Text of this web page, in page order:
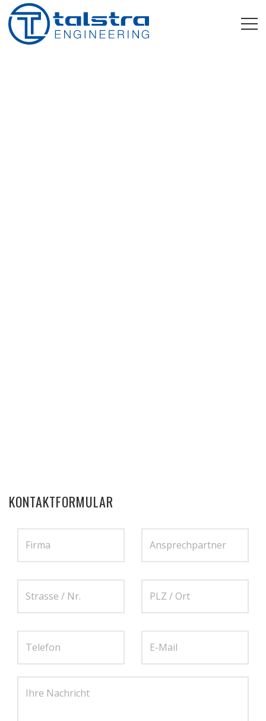
KONTAKTFORMULAR